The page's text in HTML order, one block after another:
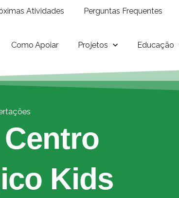
Atividades Perguntas Frequentes
Como Apoiar Projetos Educação
Kids